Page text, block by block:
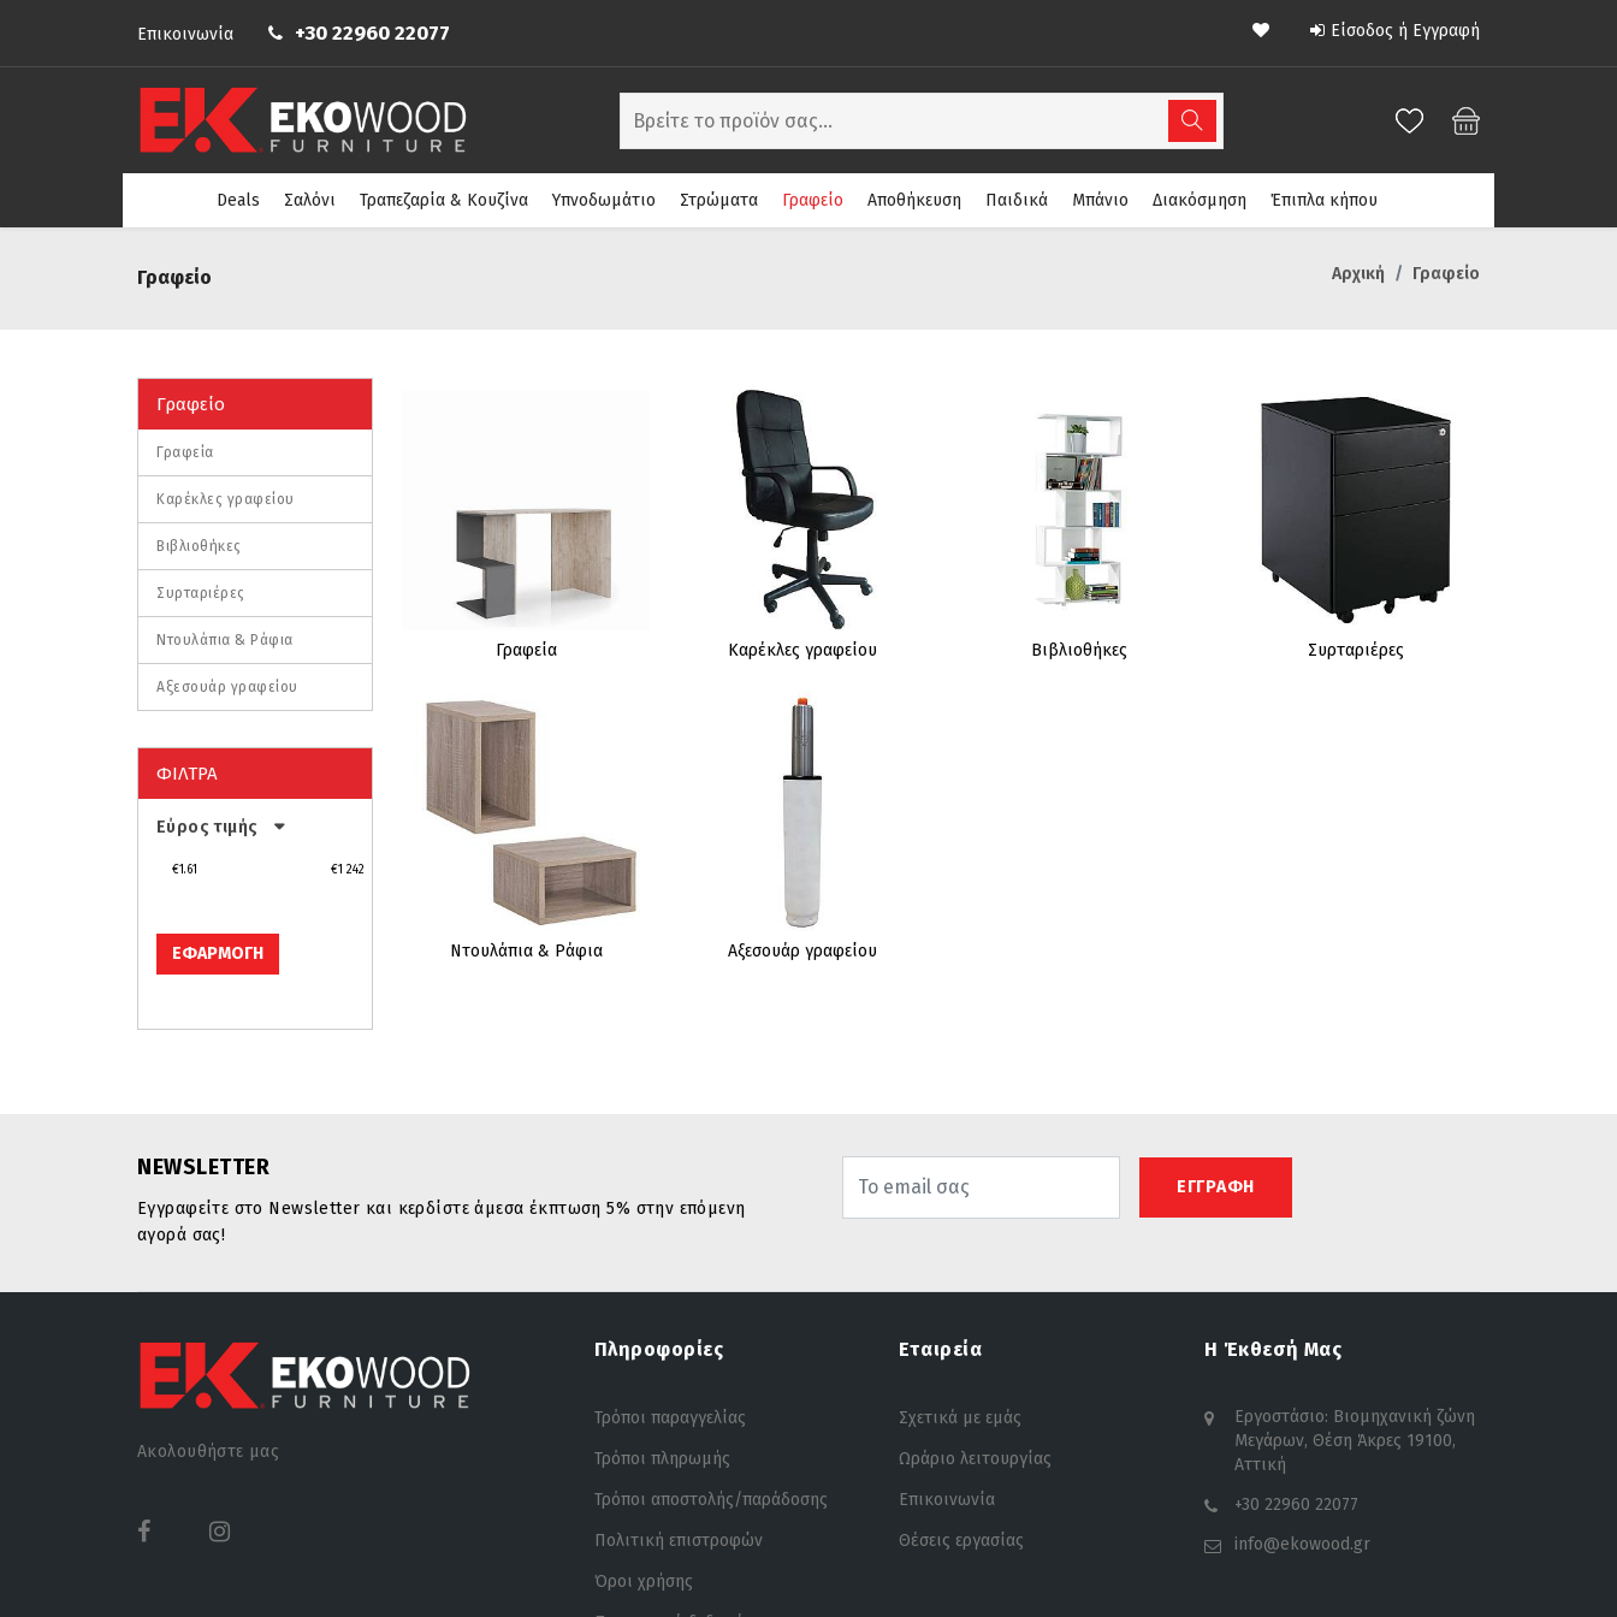
Επικοινωνία +30 22960 22077 Είσοδος ή Εγγραφή
Deals Σαλόνι Τραπεζαρία & Κουζίνα Υπνοδωμάτιο Στρώματα Γραφείο Αποθήκευση Παιδικά Μπάνιο Διακόσμηση Έπιπλα κήπου
Γραφείο Αρχική Γραφείο
Γραφείο
Γραφεία
Καρέκλες γραφείου
Βιβλιοθήκες
Συρταριέρες
Ντουλάπια & Ράφια
Αξεσουάρ γραφείου
ΦΙΛΤΡΑ
Εύρος τιμής
€1.61 €1 242
ΕΦΑΡΜΟΓΗ
Γραφεία Καρέκλες γραφείου Βιβλιοθήκες Συρταριέρες
Ντουλάπια & Ράφια Αξεσουάρ γραφείου
NEWSLETTER
Εγγραφείτε στο Newsletter και κερδίστε άμεσα έκπτωση 5% στην επόμενη
αγορά σας!
ΕΓΓΡΑΦΗ
Ακολουθήστε μας
Πληροφορίες
Τρόποι παραγγελίας
Τρόποι πληρωμής
Τρόποι αποστολής/παράδοσης
Πολιτική επιστροφών
Όροι χρήσης
Εταιρεία
Σχετικά με εμάς
Ωράριο λειτουργίας
Επικοινωνία
Θέσεις εργασίας
Η Έκθεσή Μας
Εργοστάσιο: Βιομηχανική ζώνη
Μεγάρων, Θέση Άκρες 19100,
Αττική
+30 22960 22077
info@ekowood.gr